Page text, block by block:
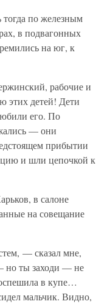
тогда по железным
в подвагонных
на юг, к
рабочие и
этих детей! Дети
его. По
— они
прибытии
и шли цепочкой к
в салоне
на совещание
— сказал мне,
но ты заходи — не
в купе…
мальчик. Видно,